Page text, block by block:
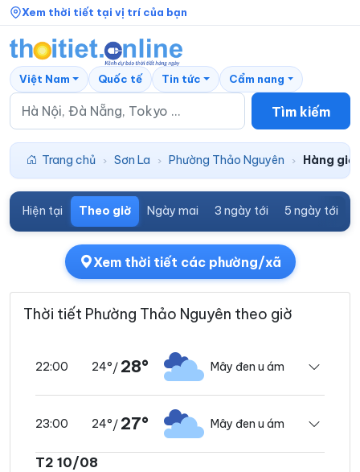
Xem thời tiết tại vị trí của bạn
Tìm kiếm
Việt Nam Quốc tế Tin tức Cẩm nang
Trang chủ › Sơn La › Phường Thảo Nguyên › Hàng giờ
Hiện tại Theo giờ Ngày mai 3 ngày tới 5 ngày tới
Xem thời tiết các phường/xã
Thời tiết Phường Thảo Nguyên theo giờ
22:00 24°/ 28° Mây đen u ám
23:00 24°/ 27° Mây đen u ám
T2 10/08